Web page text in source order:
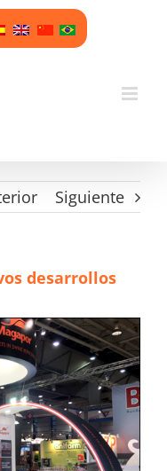
Siguiente
desarrollos